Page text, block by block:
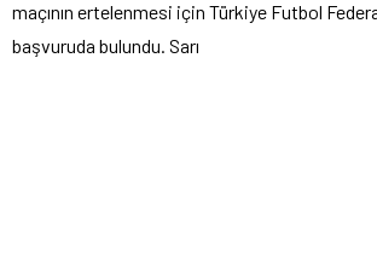
maçının ertelenmesi için Türkiye Futbol
başvuruda bulundu. Sarı